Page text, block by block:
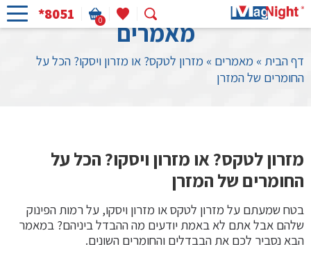
0
*8051
מאמרים
דף הבית » מאמרים » מזרון לטקס? או מזרון ויסקו? הכל על
החומרים של המזרן
מזרון לטקס? או מזרון ויסקו? הכל על
החומרים של המזרן
בטח שמעתם על מזרון לטקס או מזרון ויסקו, על רמות הפינוק
שלהם אבל אתם לא באמת יודעים מה ההבדל ביניהם? במאמר
הבא נסביר לכם את הבבדלים והחומרים השונים.